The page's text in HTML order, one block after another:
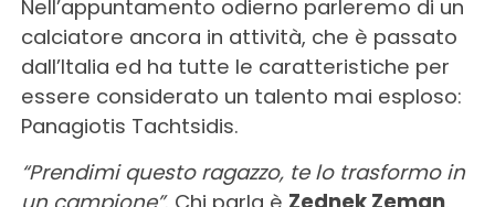
Nell’appuntamento odierno parleremo di un
calciatore ancora in attività, che è passato
dall’Italia ed ha tutte le caratteristiche per
essere considerato un talento mai esploso:
Panagiotis Tachtsidis.
“Prendimi questo ragazzo, te lo trasformo in